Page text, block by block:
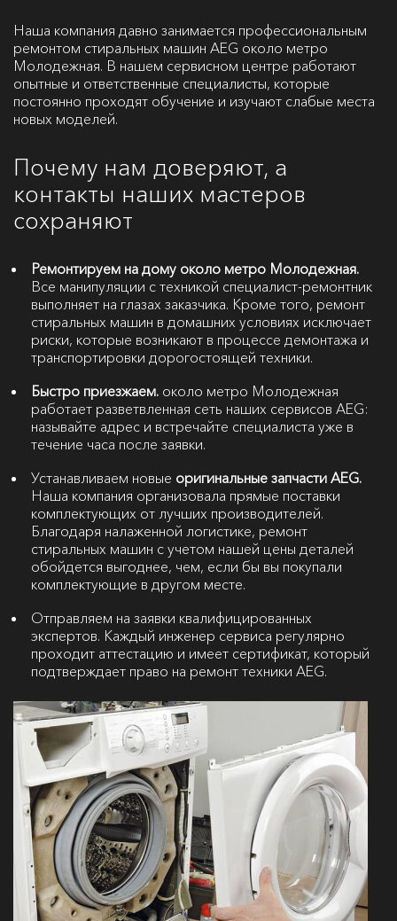
Наша компания давно занимается профессиональным
ремонтом стиральных машин AEG около метро
Молодежная. В нашем сервисном центре работают
опытные и ответственные специалисты, которые
постоянно проходят обучение и изучают слабые места
новых моделей.
Почему нам доверяют, а
контакты наших мастеров
сохраняют
Ремонтируем на дому около метро Молодежная.
Все манипуляции с техникой специалист-ремонтник
выполняет на глазах заказчика. Кроме того, ремонт
стиральных машин в домашних условиях исключает
риски, которые возникают в процессе демонтажа и
транспортировки дорогостоящей техники.
Быстро приезжаем. около метро Молодежная
работает разветвленная сеть наших сервисов AEG:
называйте адрес и встречайте специалиста уже в
течение часа после заявки.
Устанавливаем новые оригинальные запчасти AEG.
Наша компания организовала прямые поставки
комплектующих от лучших производителей.
Благодаря налаженной логистике, ремонт
стиральных машин с учетом нашей цены деталей
обойдется выгоднее, чем, если бы вы покупали
комплектующие в другом месте.
Отправляем на заявки квалифицированных
экспертов. Каждый инженер сервиса регулярно
проходит аттестацию и имеет сертификат, который
подтверждает право на ремонт техники AEG.